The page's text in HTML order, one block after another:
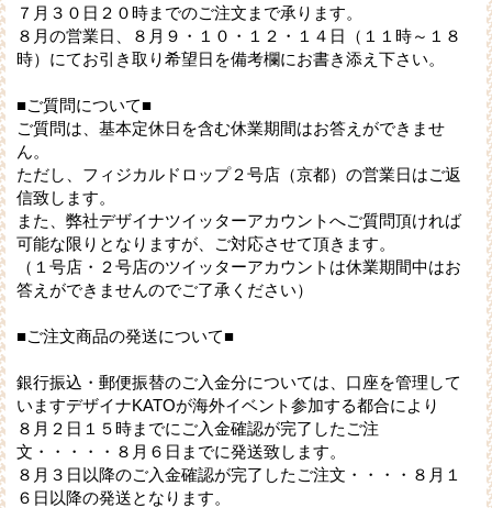
７月３０日２０時までのご注文まで承ります。
８月の営業日、８月９・１０・１２・１４日（１１時～１８
時）にてお引き取り希望日を備考欄にお書き添え下さい。
■ご質問について■
ご質問は、基本定休日を含む休業期間はお答えができませ
ん。
ただし、フィジカルドロップ２号店（京都）の営業日はご返
信致します。
また、弊社デザイナツイッターアカウントへご質問頂ければ
可能な限りとなりますが、ご対応させて頂きます。
（１号店・２号店のツイッターアカウントは休業期間中はお
答えができませんのでご了承ください）
■ご注文商品の発送について■
銀行振込・郵便振替のご入金分については、口座を管理して
いますデザイナKATOが海外イベント参加する都合により
８月２日１５時までにご入金確認が完了したご注
文・・・・・８月６日までに発送致します。
８月３日以降のご入金確認が完了したご注文・・・・８月１
６日以降の発送となります。